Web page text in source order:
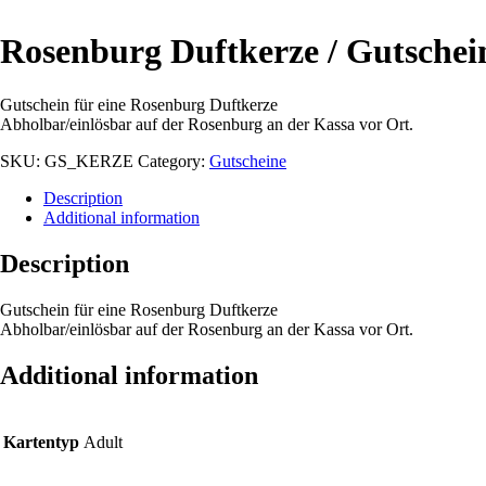
Rosenburg Duftkerze /
Gutschein für eine Rosenburg Duftkerze
Abholbar/einlösbar auf der Rosenburg an der Kassa vor Ort.
SKU: GS_KERZE Category: Gutscheine
Description
Additional information
Description
Gutschein für eine Rosenburg Duftkerze
Abholbar/einlösbar auf der Rosenburg an der Kassa vor Ort.
Additional information
Kartentyp Adult